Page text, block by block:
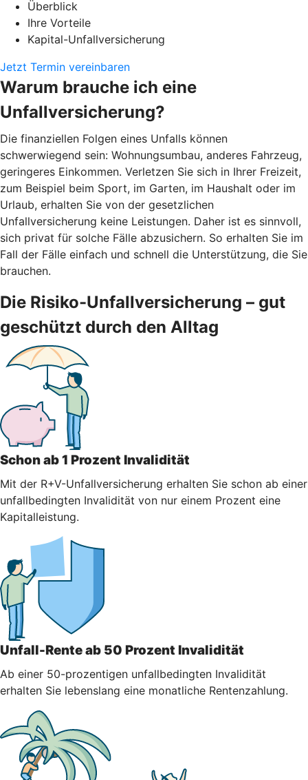
Überblick
Ihre Vorteile
Kapital-Unfallversicherung
Jetzt Termin vereinbaren
Warum brauche ich eine
Unfallversicherung?
Die finanziellen Folgen eines Unfalls können
schwerwiegend sein: Wohnungsumbau, anderes Fahrzeug,
geringeres Einkommen. Verletzen Sie sich in Ihrer Freizeit,
zum Beispiel beim Sport, im Garten, im Haushalt oder im
Urlaub, erhalten Sie von der gesetzlichen
Unfallversicherung keine Leistungen. Daher ist es sinnvoll,
sich privat für solche Fälle abzusichern. So erhalten Sie im
Fall der Fälle einfach und schnell die Unterstützung, die Sie
brauchen.
Die Risiko-Unfallversicherung – gut
geschützt durch den Alltag
Schon ab 1 Prozent Invalidität
Mit der R+V-Unfallversicherung erhalten Sie schon ab einer
unfallbedingten Invalidität von nur einem Prozent eine
Kapitalleistung.
Unfall-Rente ab 50 Prozent Invalidität
Ab einer 50-prozentigen unfallbedingten Invalidität
erhalten Sie lebenslang eine monatliche Rentenzahlung.